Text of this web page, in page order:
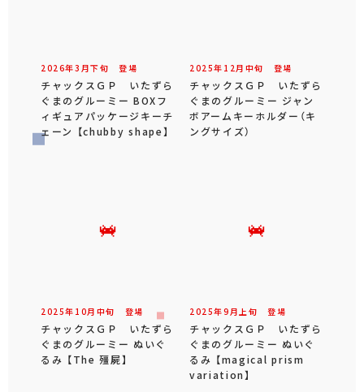
2026年3 月下旬 登場
チャックスＧＰ いたずら
ぐまのグルーミー BOXフ
ィギュアパッケージキーチ
ェーン 【chubby shape】
2025年 12 月 中旬 登場
チャックスＧＰ いたずら
ぐまのグルーミー ジャン
ボアームキーホルダー（キ
ングサイズ）
2025年 10月 中旬 登場
チャックスＧＰ いたずら
ぐまのグルーミー ぬいぐ
るみ 【The 殭屍】
2025年9 月 上旬 登場
チャックスＧＰ いたずら
ぐまのグルーミー ぬいぐ
るみ 【magical prism
variation】